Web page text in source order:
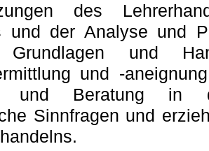
des
und der Analyse und
Grundlagen und
und -
und Beratung in
Sinnfragen und